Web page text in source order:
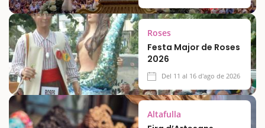
Roses
Festa Major de Roses
2026
Del 11 al 16 d'ago de 2026
Altafulla